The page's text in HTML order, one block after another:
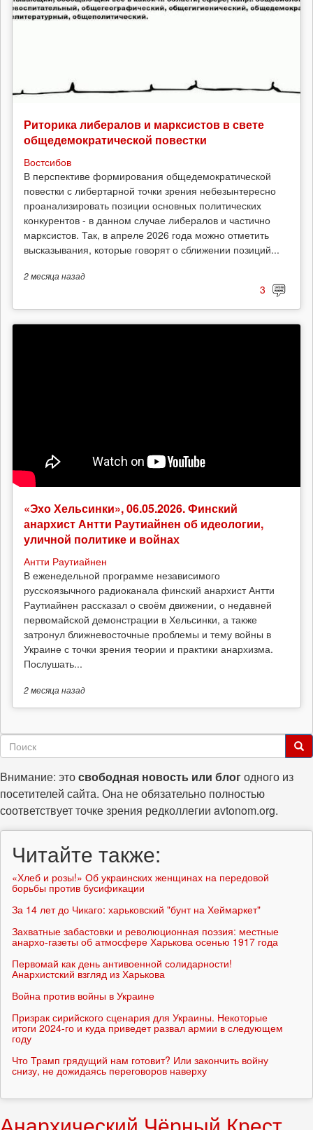
Риторика либералов и марксистов в свете
общедемократической повестки
Востсибов
В перспективе формирования общедемократической
повестки с либертарной точки зрения небезынтересно
проанализировать позиции основных политических
конкурентов - в данном случае либералов и частично
марксистов. Так, в апреле 2026 года можно отметить
высказывания, которые говорят о сближении позиций...
2 месяца назад
3
«Эхо Хельсинки», 06.05.2026. Финский
анархист Антти Раутиайнен об идеологии,
уличной политике и войнах
Антти Раутиайнен
В еженедельной программе независимого
русскоязычного радиоканала финский анархист Антти
Раутиайнен рассказал о своём движении, о недавней
первомайской демонстрации в Хельсинки, а также
затронул ближневосточные проблемы и тему войны в
Украине с точки зрения теории и практики анархизма.
Послушать...
2 месяца назад
Форма
поиска
Внимание: этосвободная новость или блогодного из
посетителей сайта. Она не обязательно полностью
соответствует точке зрения редколлегии avtonom.org.
Читайте также:
«Хлеб и розы!» Об украинских женщинах на передовой
борьбы против бусификации
За 14 лет до Чикаго: харьковский "бунт на Хеймаркет"
Захватные забастовки и революционная поэзия: местные
анархо-газеты об атмосфере Харькова осенью 1917 года
Первомай как день антивоенной солидарности!
Анархистский взгляд из Харькова
Война против войны в Украине
Призрак сирийского сценария для Украины. Некоторые
итоги 2024-го и куда приведет развал армии в следующем
году
Что Трамп грядущий нам готовит? Или закончить войну
снизу, не дожидаясь переговоров наверху